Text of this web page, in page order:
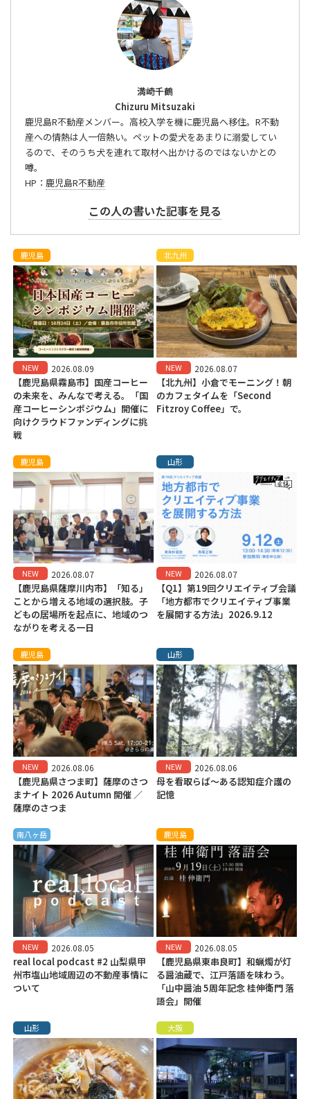
満崎千鶴
Chizuru Mitsuzaki
鹿児島R不動産メンバー。高校入学を機に鹿児島へ移住。R不動
産への情熱は人一倍熱い。ペットの愛犬をあまりに溺愛してい
るので、そのうち犬を連れて取材へ出かけるのではないかとの
噂。
HP： 鹿児島R不動産
この人の書いた記事を見る
鹿児島
NEW 2026.08.09
【鹿児島県霧島市】国産コーヒー
の未来を、みんなで考える。「国
産コーヒーシンポジウム」開催に
向けクラウドファンディングに挑
戦
北九州
NEW 2026.08.07
【北九州】小倉でモーニング！朝
のカフェタイムを「Second
Fitzroy Coffee」で。
鹿児島
NEW 2026.08.07
【鹿児島県薩摩川内市】「知る」
ことから増える地域の選択肢。子
どもの居場所を起点に、地域のつ
ながりを考える一日
山形
NEW 2026.08.07
【Q1】第19回クリエイティブ会議
「地方都市でクリエイティブ事業
を展開する方法」2026.9.12
鹿児島
NEW 2026.08.06
【鹿児島県さつま町】薩摩のさつ
まナイト 2026 Autumn 開催 ／
薩摩のさつま
山形
NEW 2026.08.06
母を看取らば～ある認知症介護の
記憶
南八ヶ岳
NEW 2026.08.05
real local podcast #2 山梨県甲
州市塩山地域周辺の不動産事情に
ついて
鹿児島
NEW 2026.08.05
【鹿児島県東串良町】和蝋燭が灯
る醤油蔵で、江戸落語を味わう。
「山中醤油 5周年記念 桂伸衛門 落
語会」開催
山形 大阪